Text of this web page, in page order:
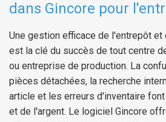
dans Gincore pour
Une gestion efficace de l'entrepôt et
est la clé du succès de tout centre
ou entreprise de production. La
pièces détachées, la recherche
article et les erreurs d'inventaire
et de l'argent. Le logiciel Gincore